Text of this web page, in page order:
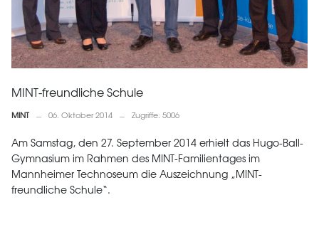
MINT-freundliche Schule
MINT 06. Oktober 2014 Zugriffe: 5006
Am Samstag, den 27. September 2014 erhielt das Hugo-Ball-
Gymnasium im Rahmen des MINT-Familientages im
Mannheimer Technoseum die Auszeichnung „MINT-
freundliche Schule“.